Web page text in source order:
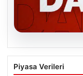
MGK’den 8
çeken
Piyasa Verileri